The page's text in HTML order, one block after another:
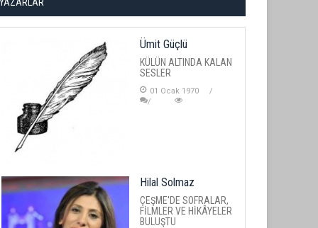
Ümit Güçlü
KÜLÜN ALTINDA KALAN
SESLER
01 Ocak 1970
Hilal Solmaz
ÇEŞME'DE SOFRALAR,
FİLMLER VE HİKÂYELER
BULUŞTU